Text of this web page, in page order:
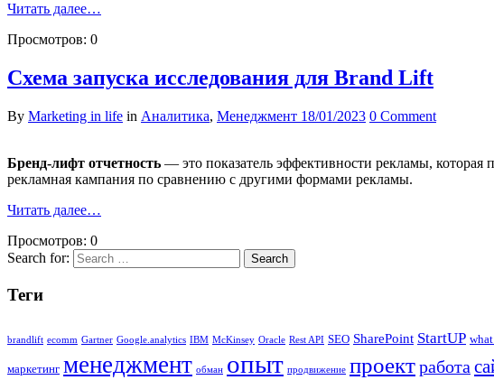
Читать далее…
Просмотров: 0
Схема запуска исследования для Brand Lift
By Marketing in life in Аналитика, Менеджмент 18/01/2023 0 Comment
Бренд-лифт отчетность — это показатель эффективности рекламы,
рекламная кампания по сравнению с другими формами рекламы.
Читать далее…
Просмотров: 0
Search for:
Теги
brandlift ecomm Gartner Google.analytics IBM McKinsey Oracle Rest API SEO SharePoint StartUP
маркетинг менеджмент обман опыт продвижение проектработа